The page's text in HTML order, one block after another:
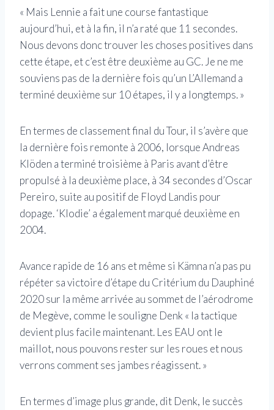
« Mais Lennie a fait une course fantastique
aujourd’hui, et à la fin, il n’a raté que 11 secondes.
Nous devons donc trouver les choses positives dans
cette étape, et c’est être deuxième au GC. Je ne me
souviens pas de la dernière fois qu’un L’Allemand a
terminé deuxième sur 10 étapes, il y a longtemps. »
En termes de classement final du Tour, il s’avère que
la dernière fois remonte à 2006, lorsque Andreas
Klöden a terminé troisième à Paris avant d’être
propulsé à la deuxième place, à 34 secondes d’Oscar
Pereiro, suite au positif de Floyd Landis pour
dopage. ‘Klodie’ a également marqué deuxième en
2004.
Avance rapide de 16 ans et même si Kämna n’a pas pu
répéter sa victoire d’étape du Critérium du Dauphiné
2020 sur la même arrivée au sommet de l’aérodrome
de Megève, comme le souligne Denk « la tactique
devient plus facile maintenant. Les EAU ont le
maillot, nous pouvons rester sur les roues et nous
verrons comment ses jambes réagissent. »
En termes d’image plus grande, dit Denk, le succès